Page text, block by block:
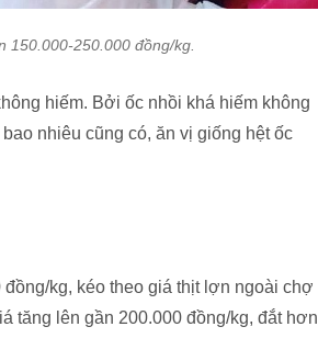
150.000-250.000 đồng/kg.
hiếm. Bởi ốc nhồi khá hiếm không
nhiêu cũng có, ăn vị giống hệt ốc
kg, kéo theo giá thịt lợn ngoài chợ
tăng lên gần 200.000 đồng/kg, đắt hơn